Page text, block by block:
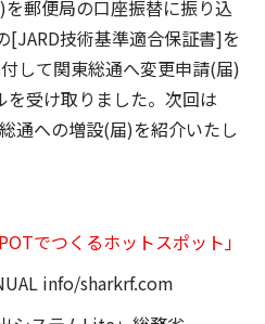
郵便局の口座振替に振り込
[JARD技術基準適合保証書]を
して関東総通へ変更申請(届)
受け取りました。次回は
通への増設(届)を紹介いたし
でつくるホットスポット」
info/sharkrf.com